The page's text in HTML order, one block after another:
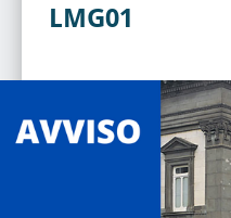
LMG01